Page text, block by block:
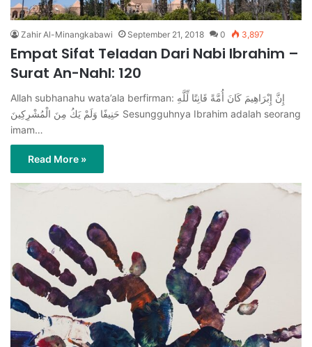
Zahir Al-Minangkabawi September 21, 2018 0 3,897
Empat Sifat Teladan Dari Nabi Ibrahim –
Surat An-Nahl: 120
Allah subhanahu wata’ala berfirman: إِنَّ إِبْرَاهِيمَ كَانَ أُمَّةً قَانِتًا لِّلَّهِ
حَنِيفًا وَلَمْ يَكُ مِنَ الْمُشْرِكِينَ Sesungguhnya Ibrahim adalah seorang
imam…
Read More »